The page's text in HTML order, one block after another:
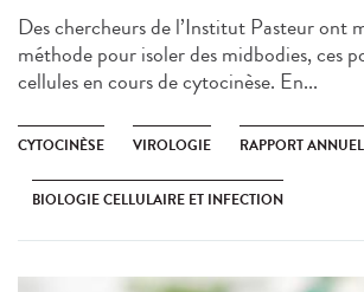
Des chercheurs de l’Institut Pasteur ont
méthode pour isoler des midbodies, ces
cellules en cours de cytocinèse. En...
CYTOCINÈSE VIROLOGIE RAPPORT ANNUEL
BIOLOGIE CELLULAIRE ET INFECTION